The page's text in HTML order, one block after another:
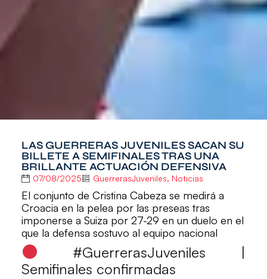
LAS GUERRERAS JUVENILES SACAN SU
BILLETE A SEMIFINALES TRAS UNA
BRILLANTE ACTUACIÓN DEFENSIVA
07/08/2025 GuerrerasJuveniles, Noticias
El conjunto de Cristina Cabeza se medirá a
Croacia en la pelea por las preseas tras
imponerse a Suiza por 27-29 en un duelo en el
que la defensa sostuvo al equipo nacional
#GuerrerasJuveniles |
Semifinales confirmadas